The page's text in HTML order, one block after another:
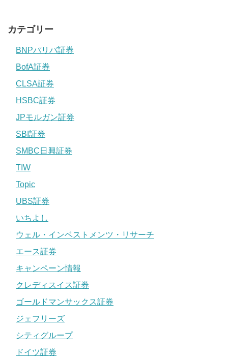
カテゴリー
BNPパリバ証券
BofA証券
CLSA証券
HSBC証券
JPモルガン証券
SBI証券
SMBC日興証券
TIW
Topic
UBS証券
いちよし
ウェル・インベストメンツ・リサーチ
エース証券
キャンペーン情報
クレディスイス証券
ゴールドマンサックス証券
ジェフリーズ
シティグループ
ドイツ証券